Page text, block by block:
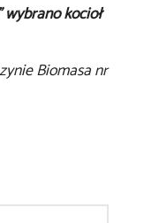
kocioł
Biomasa nr